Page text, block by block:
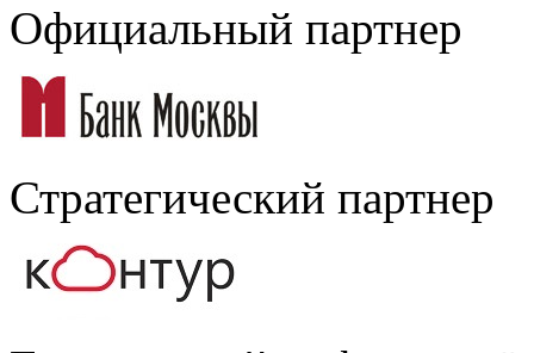
Официальный партнер
Стратегический партнер